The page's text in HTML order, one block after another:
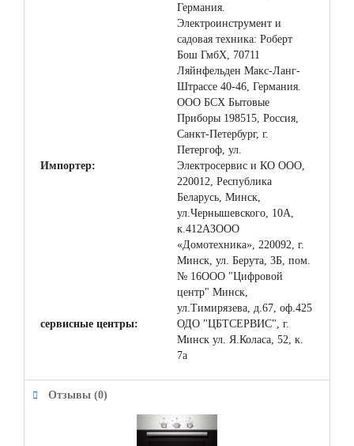
Германия.
Электроинструмент и
садовая техника: Роберт
Бош ГмбХ, 70711
Ляйнфельден Макс-Ланг-
Штрассе 40-46, Германия.
ООО БСХ Бытовые
Приборы 198515, Россия,
Санкт-Петербург, г.
Петергоф, ул.
Импортер:
Электросервис и КО ООО,
220012, Республика
Беларусь, Минск,
ул.Чернышевского, 10А,
к.412АЗООО
«Домотехника», 220092, г.
Минск, ул. Берута, 3Б, пом.
№ 16ООО "Цифровой
центр" Минск,
ул.Тимирязева, д.67, оф.425
сервисные центры:
ОДО "ЦБТСЕРВИС", г.
Минск ул. Я.Коласа, 52, к.
7а
Отзывы (0)